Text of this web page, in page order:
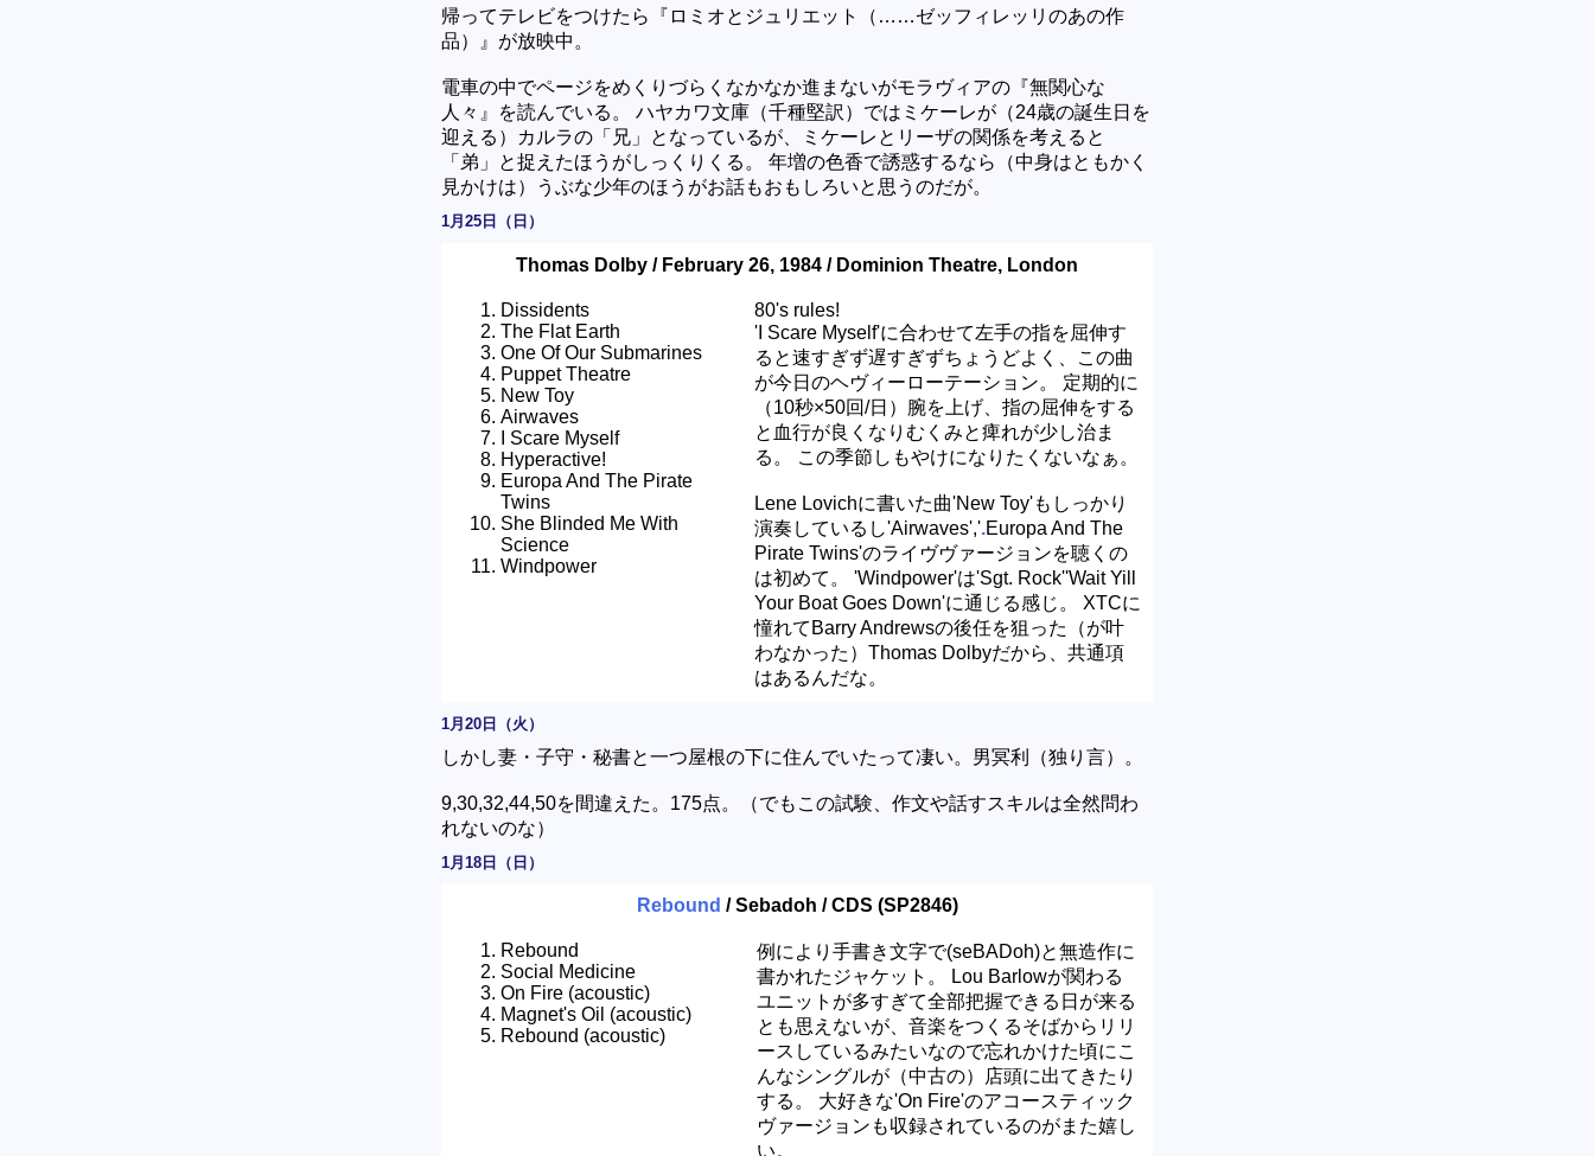
帰ってテレビをつけたら『ロミオとジュリエット（……ゼッフィレッリのあの作
品）』が放映中。
電車の中でページをめくりづらくなかなか進まないがモラヴィアの『無関心な
人々』を読んでいる。 ハヤカワ文庫（千種堅訳）ではミケーレが（24歳の誕生日を
迎える）カルラの「兄」となっているが、ミケーレとリーザの関係を考えると
「弟」と捉えたほうがしっくりくる。 年増の色香で誘惑するなら（中身はともかく
見かけは）うぶな少年のほうがお話もおもしろいと思うのだが。
1月25日（日）
Thomas Dolby / February 26, 1984 / Dominion Theatre, London
Dissidents
The Flat Earth
One Of Our Submarines
Puppet Theatre
New Toy
Airwaves
I Scare Myself
Hyperactive!
Europa And The Pirate
Twins
She Blinded Me With
Science
Windpower
80's rules!
'I Scare Myself'に合わせて左手の指を屈伸す
ると速すぎず遅すぎずちょうどよく、この曲
が今日のヘヴィーローテーション。 定期的に
（10秒×50回/日）腕を上げ、指の屈伸をする
と血行が良くなりむくみと痺れが少し治ま
る。 この季節しもやけになりたくないなぁ。
Lene Lovichに書いた曲'New Toy'もしっかり
演奏しているし'Airwaves','.Europa And The
Pirate Twins'のライヴヴァージョンを聴くの
は初めて。 'Windpower'は'Sgt. Rock''Wait Yill
Your Boat Goes Down'に通じる感じ。 XTCに
憧れてBarry Andrewsの後任を狙った（が叶
わなかった）Thomas Dolbyだから、共通項
はあるんだな。
1月20日（火）
しかし妻・子守・秘書と一つ屋根の下に住んでいたって凄い。男冥利（独り言）。
9,30,32,44,50を間違えた。175点。（でもこの試験、作文や話すスキルは全然問わ
れないのな）
1月18日（日）
Rebound / Sebadoh / CDS (SP2846)
Rebound
Social Medicine
On Fire (acoustic)
Magnet's Oil (acoustic)
Rebound (acoustic)
例により手書き文字で(seBADoh)と無造作に
書かれたジャケット。 Lou Barlowが関わる
ユニットが多すぎて全部把握できる日が来る
とも思えないが、音楽をつくるそばからリリ
ースしているみたいなので忘れかけた頃にこ
んなシングルが（中古の）店頭に出てきたり
する。 大好きな'On Fire'のアコースティック
ヴァージョンも収録されているのがまた嬉し
い。